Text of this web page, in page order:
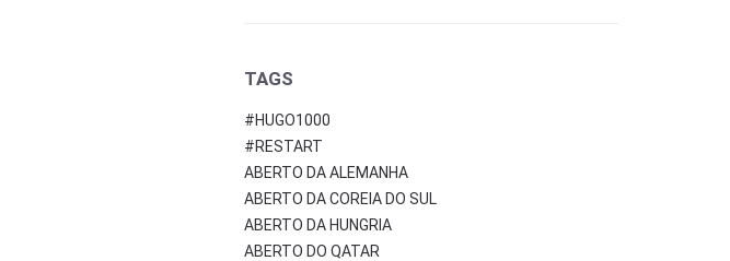
TAGS
#HUGO1000
#RESTART
ABERTO DA ALEMANHA
ABERTO DA COREIA DO SUL
ABERTO DA HUNGRIA
ABERTO DO QATAR